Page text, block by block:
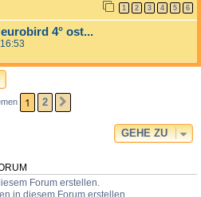
1 2 3 4 5 6
4° ost...
1 2
GEHE ZU
Forum erstellen.